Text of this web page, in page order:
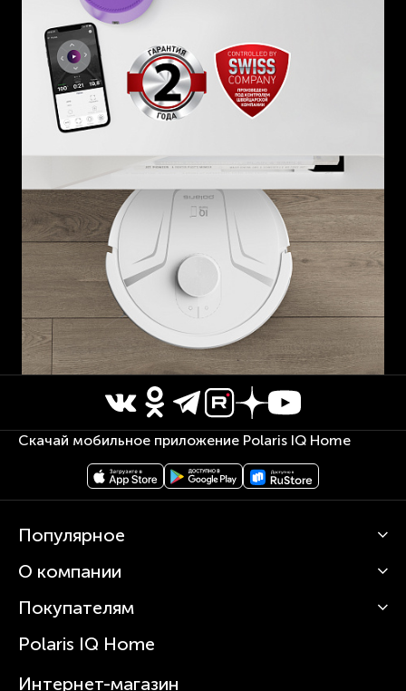
Скачай мобильное приложение Polaris IQ Home
Популярное
Кофемашины
Вертикальные пылесосы
Зубные щетки и ирригаторы
Увлажнители
О компании
О Polaris
Статьи
Покупателям
Сервисные центры
Где купить
Polaris IQ Home
Интернет-магазин